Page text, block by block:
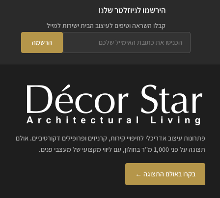
הירשמו לניוזלטר שלנו
קבלו השראה וטיפים לעיצוב הבית ישירות למייל
הרשמה
פתרונות עיצוב אדריכלי לחיפויי קירות, קרניזים ופרופילים דקורטיביים. אולם
תצוגה על פני 1,000 מ"ר בחולון, עם ליווי מקצועי של מעצבי פנים.
בקרו באולם התצוגה ←